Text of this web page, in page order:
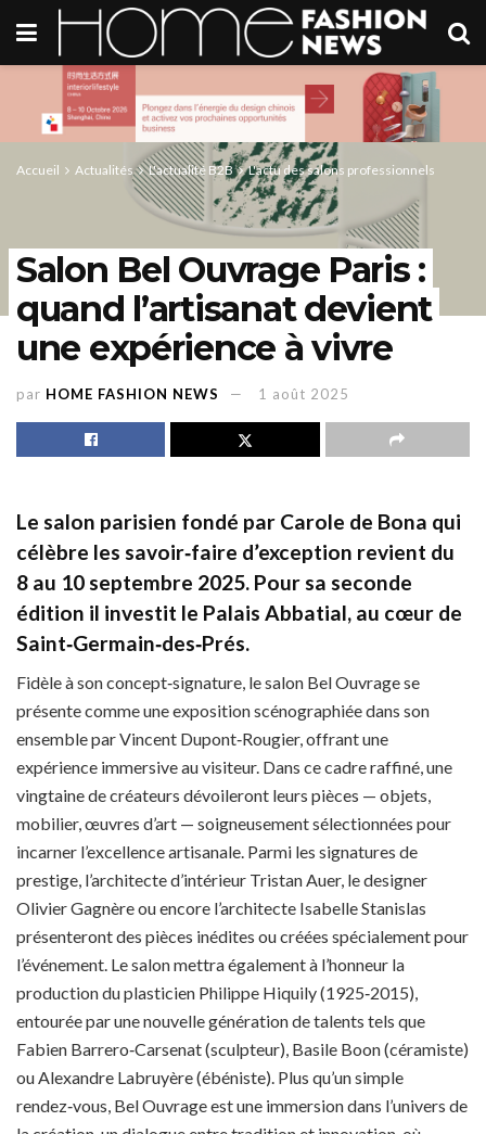
Accueil Actualités L'actualité B2B L'actu des salons professionnels
Salon Bel Ouvrage Paris :
quand l’artisanat devient
une expérience à vivre
par HOME FASHION NEWS 1 août 2025
Le salon parisien fondé par Carole de Bona qui
célèbre les savoir‑faire d’exception revient du
8 au 10 septembre 2025. Pour sa seconde
édition il investit le Palais Abbatial, au cœur de
Saint‑Germain‑des‑Prés.
Fidèle à son concept‑signature, le salon Bel Ouvrage se
présente comme une exposition scénographiée dans son
ensemble par Vincent Dupont‑Rougier, offrant une
expérience immersive au visiteur. Dans ce cadre raffiné, une
vingtaine de créateurs dévoileront leurs pièces — objets,
mobilier, œuvres d’art — soigneusement sélectionnées pour
incarner l’excellence artisanale. Parmi les signatures de
prestige, l’architecte d’intérieur Tristan Auer, le designer
Olivier Gagnère ou encore l’architecte Isabelle Stanislas
présenteront des pièces inédites ou créées spécialement pour
l’événement. Le salon mettra également à l’honneur la
production du plasticien Philippe Hiquily (1925‑2015),
entourée par une nouvelle génération de talents tels que
Fabien Barrero‑Carsenat (sculpteur), Basile Boon (céramiste)
ou Alexandre Labruyère (ébéniste). Plus qu’un simple
rendez‑vous, Bel Ouvrage est une immersion dans l’univers de